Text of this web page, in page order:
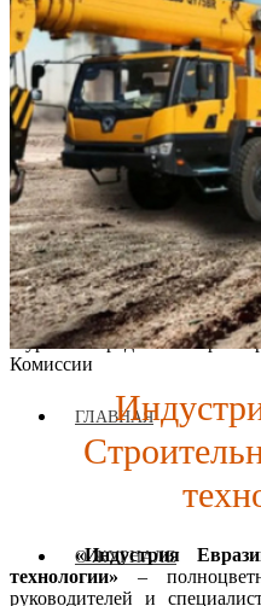
Журнал аккредитован при
Комиссии
ГЛАВНАЯ
О ЖУРНАЛЕ
«Индустрия
технологии» –
руководителей и